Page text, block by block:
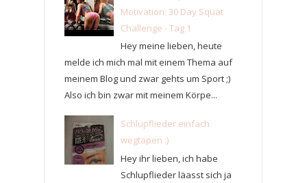
Motivation: 30 Day Squat
Challenge - Tag 1
Hey meine lieben, heute
melde ich mich mal mit einem Thema auf
meinem Blog und zwar gehts um Sport ;)
Also ich bin zwar mit meinem Körpe...
Schlupflieder einfach
wegtapen :)
Hey ihr lieben, ich habe
Schlupflieder läasst sich ja